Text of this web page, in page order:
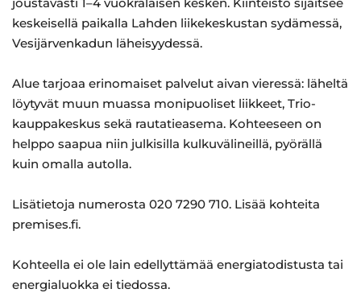
keskeisellä paikalla Lahden liikekeskustan sydämessä,
Vesijärvenkadun läheisyydessä.
Alue tarjoaa erinomaiset palvelut aivan vieressä: läheltä
löytyvät muun muassa monipuoliset liikkeet, Trio-
kauppakeskus sekä rautatieasema. Kohteeseen on
helppo saapua niin julkisilla kulkuvälineillä, pyörällä
kuin omalla autolla.
Lisätietoja numerosta 020 7290 710. Lisää kohteita
premises.fi.
Kohteella ei ole lain edellyttämää energiatodistusta tai
energialuokka ei tiedossa.